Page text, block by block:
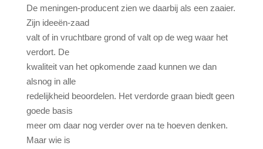
De meningen-producent zien we daarbij als een zaaier.
Zijn ideeën-zaad
valt of in vruchtbare grond of valt op de weg waar het
verdort. De
kwaliteit van het opkomende zaad kunnen we dan
alsnog in alle
redelijkheid beoordelen. Het verdorde graan biedt geen
goede basis
meer om daar nog verder over na te hoeven denken.
Maar wie is